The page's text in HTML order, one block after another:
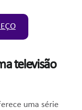
televisão
uma série